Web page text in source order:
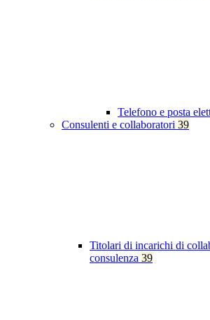
Telefono e posta
Consulenti e collaboratori 39
Titolari di incarichi di
consulenza 39